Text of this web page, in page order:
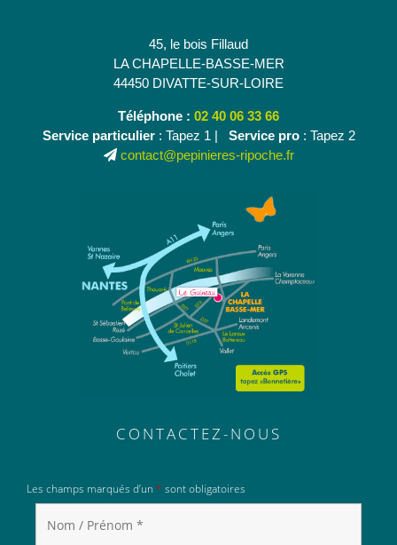
45, le bois Fillaud
LA CHAPELLE-BASSE-MER
44450 DIVATTE-SUR-LOIRE
Téléphone : 02 40 06 33 66
Service particulier: Tapez 1 | Service pro: Tapez 2
contact@pepinieres-ripoche.fr
CONTACTEZ-NOUS
Les champs marqués d’un * sont obligatoires